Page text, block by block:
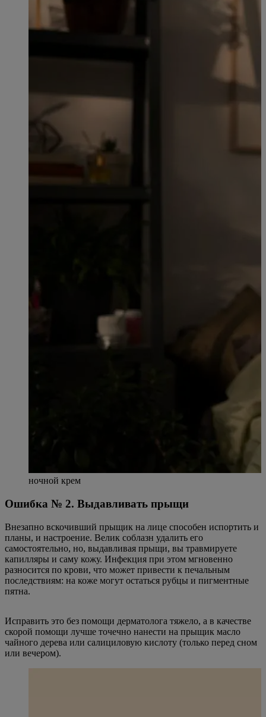
ночной крем
Ошибка № 2. Выдавливать прыщи
Внезапно вскочивший прыщик на лице способен испортить и
планы, и настроение. Велик соблазн удалить его
самостоятельно, но, выдавливая прыщи, вы травмируете
капилляры и саму кожу. Инфекция при этом мгновенно
разносится по крови, что может привести к печальным
последствиям: на коже могут остаться рубцы и пигментные
пятна.
Исправить это без помощи дерматолога тяжело, а в качестве
скорой помощи лучше точечно нанести на прыщик масло
чайного дерева или салициловую кислоту (только перед сном
или вечером).